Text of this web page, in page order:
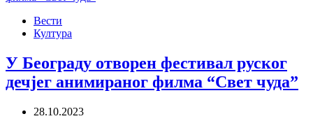
Вести
Култура
У Београду отворен фестивал руског
дечјег анимираног филма “Свет чуда”
28.10.2023